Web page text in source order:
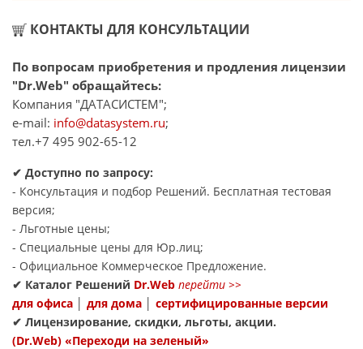
КОНТАКТЫ ДЛЯ КОНСУЛЬТАЦИИ
По вопросам приобретения и продления лицензии
"Dr.Web" обращайтесь:
Компания "ДАТАСИСТЕМ";
e-mail: info@datasystem.ru;
тел.+7 495 902-65-12
✔ Доступно по запросу:
- Консультация и подбор Решений. Бесплатная тестовая
версия;
- Льготные цены;
- Специальные цены для Юр.лиц;
- Официальное Коммерческое Предложение.
✔ Каталог Решений Dr.Web перейти >>
для офиса
для дома
сертифицированные версии
✔ Лицензирование, скидки, льготы, акции.
(Dr.Web) «Переходи на зеленый»